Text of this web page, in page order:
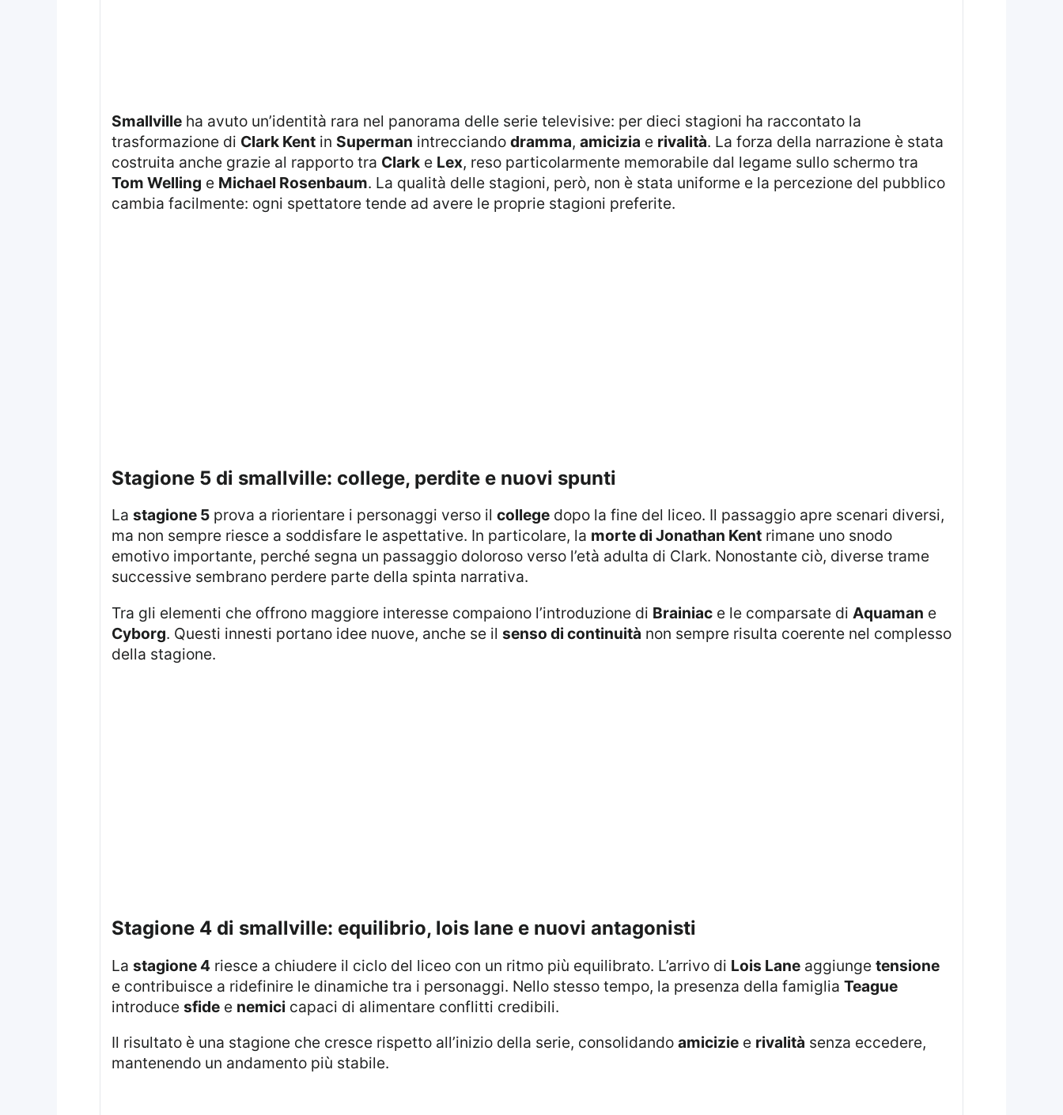
Smallvilleha avuto un’identità rara nel panorama delle serie televisive: per dieci stagioni ha raccontato la
trasformazione di Clark Kentin Superman intrecciando dramma, amicizia e rivalità. La forza della narrazione è stata
costruita anche grazie al rapporto tra Clarke Lex, reso particolarmente memorabile dal legame sullo schermo tra
Tom Welling e Michael Rosenbaum. La qualità delle stagioni, però, non è stata uniforme e la percezione del pubblico
cambia facilmente: ogni spettatore tende ad avere le proprie stagioni preferite.
stagione 5 di smallville: college, perdite e nuovi spunti
La stagione 5prova a riorientare i personaggi verso il collegedopo la fine del liceo. Il passaggio apre scenari diversi,
ma non sempre riesce a soddisfare le aspettative. In particolare, la morte di Jonathan Kentrimane uno snodo
emotivo importante, perché segna un passaggio doloroso verso l’età adulta di Clark. Nonostante ciò, diverse trame
successive sembrano perdere parte della spinta narrativa.
Tra gli elementi che offrono maggiore interesse compaiono l’introduzione di Brainiace le comparsate di Aquaman e
Cyborg. Questi innesti portano idee nuove, anche se il senso di continuità non sempre risulta coerente nel complesso
della stagione.
stagione 4 di smallville: equilibrio, lois lane e nuovi antagonisti
La stagione 4riesce a chiudere il ciclo del liceo con un ritmo più equilibrato. L’arrivo di Lois Laneaggiunge tensione
e contribuisce a ridefinire le dinamiche tra i personaggi. Nello stesso tempo, la presenza della famiglia Teague
introduce sfidee nemici capaci di alimentare conflitti credibili.
Il risultato è una stagione che cresce rispetto all’inizio della serie, consolidando amiciziee rivalità senza eccedere,
mantenendo un andamento più stabile.